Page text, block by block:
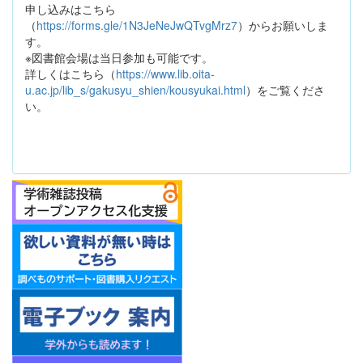
申し込みはこちら
（https://forms.gle/1N3JeNeJwQTvgMrz7）からお願いしま
す。
※図書館会場は当日参加も可能です。
詳しくはこちら（https://www.lib.oita-
u.ac.jp/lib_s/gakusyu_shien/kousyukai.html）をご覧くださ
い。